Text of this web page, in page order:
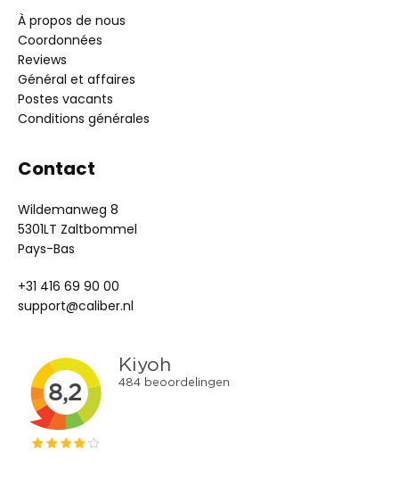
À propos de nous
Coordonnées
Reviews
Général et affaires
Postes vacants
Conditions générales
Contact
Wildemanweg 8
5301LT Zaltbommel
Pays-Bas
+31 416 69 90 00
support@caliber.nl